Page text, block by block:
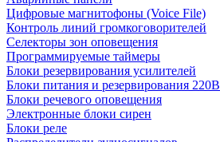
Цифровые магнитофоны (Voice File)
Контроль линий громкоговорителей
Селекторы зон оповещения
Программируемые таймеры
Блоки резервирования усилителей
Блоки питания и резервирования 220В
Блоки речевого оповещения
Электронные блоки сирен
Блоки реле